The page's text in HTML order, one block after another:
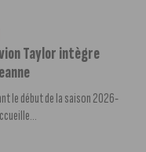
Taylor intègre
le début de la saison 2026-